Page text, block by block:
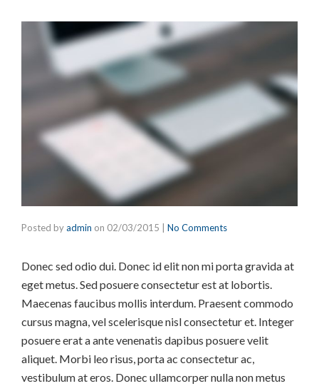
Posted byadmin on 02/03/2015 No Comments
Donec sed odio dui. Donec id elit non mi porta gravida at
eget metus. Sed posuere consectetur est at lobortis.
Maecenas faucibus mollis interdum. Praesent commodo
cursus magna, vel scelerisque nisl consectetur et. Integer
posuere erat a ante venenatis dapibus posuere velit
aliquet. Morbi leo risus, porta ac consectetur ac,
vestibulum at eros. Donec ullamcorper nulla non metus